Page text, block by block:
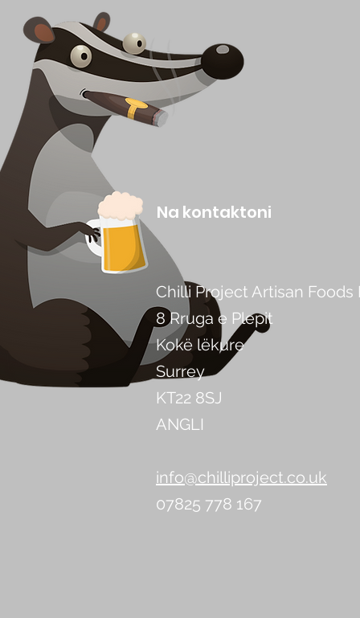
Na kontaktoni
Chilli Project Artisan Foods
8 Rruga e Plepit
Kokë lëkure
Surrey
KT22 8SJ
ANGLI
info@chilliproject.co.uk
07825 778 167